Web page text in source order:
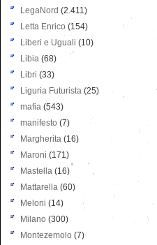
LegaNord (2.411)
Letta Enrico (154)
Liberi e Uguali (10)
Libia (68)
Libri (33)
Liguria Futurista (25)
mafia (543)
manifesto (7)
Margherita (16)
Maroni (171)
Mastella (16)
Mattarella (60)
Meloni (14)
Milano (300)
Montezemolo (7)